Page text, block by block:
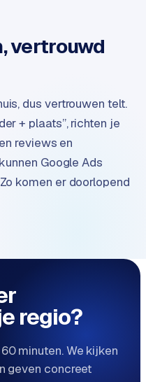
vertrouwd
dus vertrouwen telt.
+ plaats”, richten je
reviews en
Google Ads
komen er doorlopend
regio?
minuten. We kijken
geven concreet